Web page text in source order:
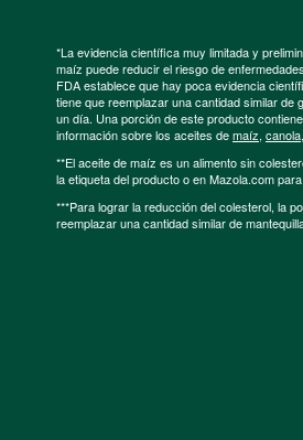
*La evidencia científica muy limitada y
maíz puede reducir el riesgo de
FDA establece que hay poca evidencia
tiene que reemplazar una cantidad similar
un día. Una porción de este producto
información sobre los aceites demaíz, canola,
**El aceite de maíz es un alimento sin
la etiqueta del producto o en Mazola.com
***Para lograr la reducción del colesterol, la
reemplazar una cantidad similar de